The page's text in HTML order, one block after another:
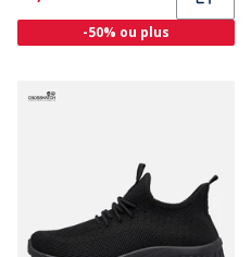
-50% ou plus